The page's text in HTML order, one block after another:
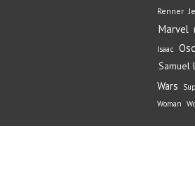
Renner
Marvel
Isaac
Samuel
Wars
Woman